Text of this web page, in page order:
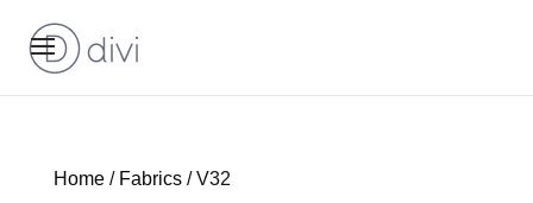
Home/ Fabrics/ V32